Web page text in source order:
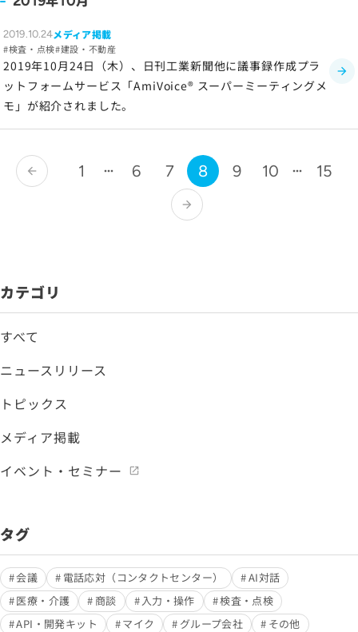
2019.10.24メディア掲載
検査・点検 建設・不動産
2019年10月24日（木）、日刊工業新聞他に議事録作成プラ
ットフォームサービス「AmiVoice® スーパーミーティングメ
モ」が紹介されました。
arrow_back 1 6 7 8 9 10 15
arrow_forward
カテゴリ
すべて
ニュースリリース
トピックス
メディア掲載
イベント・セミナー
タグ
会議 電話応対（コンタクトセンター）
AI対話
医療・介護
商談 入力・操作
検査・点検
API・開発キット
マイク グループ会社
その他